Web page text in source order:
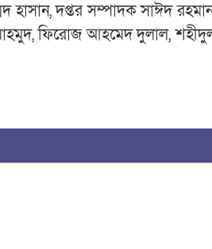
দপ্তর সম্পাদক সাঈদ
ফিরোজ আহমেদ দুলাল,